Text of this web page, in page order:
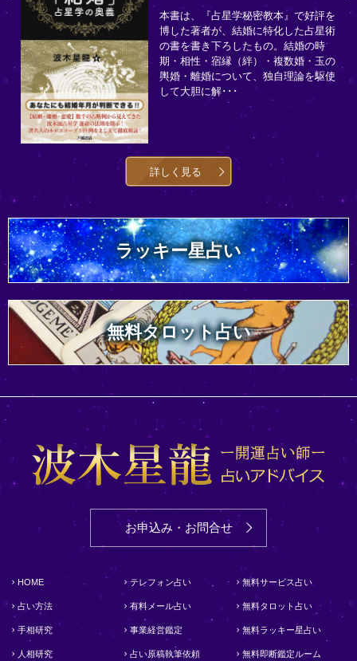
本書は、『占星学秘密教本』で好評を
博した著者が、結婚に特化した占星術
の書を書き下ろしたもの。結婚の時
期・相性・宿縁（絆）・複数婚・玉の
輿婚・離婚について、独自理論を駆使
して大胆に解･･･
詳しく見る
ラッキー星占い
無料タロット占い
お申込み・お問合せ
HOME
占い方法
手相研究
人相研究
テレフォン占い
有料メール占い
事業経営鑑定
占い原稿執筆依頼
無料サービス占い
無料タロット占い
無料ラッキー星占い
無料即断鑑定ルーム